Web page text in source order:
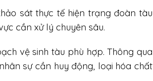
sát thực tế hiện trạng đoàn tàu
cần xử lý chuyên sâu.
vệ sinh tàu phù hợp. Thông qua
sự cần huy động, loại hóa chất